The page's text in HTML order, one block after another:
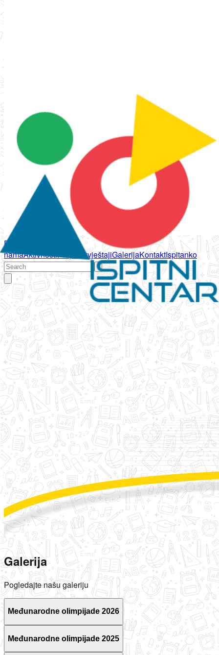
Početna
namaAktivnostiPropisi IzvještajiGalerijaKontaktIspitanko
Galerija
Pogledajte našu galeriju
Međunarodne olimpijade 2026
Međunarodne olimpijade 2025